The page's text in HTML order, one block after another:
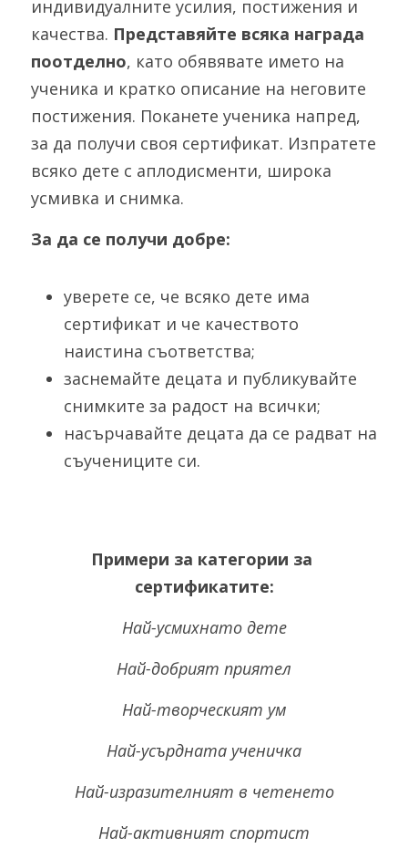
индивидуалните усилия, постижения и
качества. Представяйте всяка награда
поотделно, като обявявате името на
ученика и кратко описание на неговите
постижения. Поканете ученика напред,
за да получи своя сертификат. Изпратете
всяко дете с аплодисменти, широка
усмивка и снимка.
За да се получи добре:
уверете се, че всяко дете има
сертификат и че качеството
наистина съответства;
заснемайте децата и публикувайте
снимките за радост на всички;
насърчавайте децата да се радват на
съучениците си.
Примери за категории за
сертификатите:
Най-усмихнато дете
Най-добрият приятел
Най-творческият ум
Най-усърдната ученичка
Най-изразителният в четенето
Най-активният спортист